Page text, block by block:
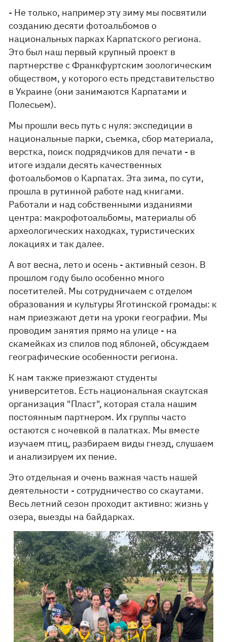
- Не только, например эту зиму мы посвятили
созданию десяти фотоальбомов о
национальных парках Карпатского региона.
Это был наш первый крупный проект в
партнерстве с Франкфуртским зоологическим
обществом, у которого есть представительство
в Украине (они занимаются Карпатами и
Полесьем).
Мы прошли весь путь с нуля: экспедиции в
национальные парки, съемка, сбор материала,
верстка, поиск подрядчиков для печати - в
итоге издали десять качественных
фотоальбомов о Карпатах. Эта зима, по сути,
прошла в рутинной работе над книгами.
Работали и над собственными изданиями
центра: макрофотоальбомы, материалы об
археологических находках, туристических
локациях и так далее.
А вот весна, лето и осень - активный сезон. В
прошлом году было особенно много
посетителей. Мы сотрудничаем с отделом
образования и культуры Яготинской громады: к
нам приезжают дети на уроки географии. Мы
проводим занятия прямо на улице - на
скамейках из спилов под яблоней, обсуждаем
географические особенности региона.
К нам также приезжают студенты
университетов. Есть национальная скаутская
организация "Пласт", которая стала нашим
постоянным партнером. Их группы часто
остаются с ночевкой в палатках. Мы вместе
изучаем птиц, разбираем виды гнезд, слушаем
и анализируем их пение.
Это отдельная и очень важная часть нашей
деятельности - сотрудничество со скаутами.
Весь летний сезон проходит активно: жизнь у
озера, выезды на байдарках.